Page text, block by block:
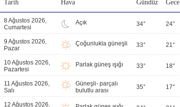
Tarih Hava Gündüz Gece
8 Ağustos 2026,
Cumartesi
Açık 34° 24°
9 Ağustos 2026,
Pazar
Çoğunlukla güneşli 33° 21°
10 Ağustos 2026,
Pazartesi
Parlak güneş ışığı 33° 18°
11 Ağustos 2026,
Salı
Güneşli- parçalı
bulutlu arası
35° 17°
12 Ağustos 2026,